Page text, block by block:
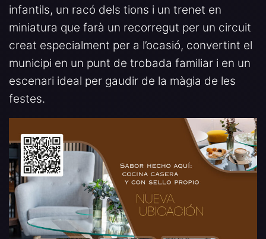
infantils, un racó dels tions i un trenet en
miniatura que farà un recorregut per un circuit
creat especialment per a l’ocasió, convertint el
municipi en un punt de trobada familiar i en un
escenari ideal per gaudir de la màgia de les
festes.